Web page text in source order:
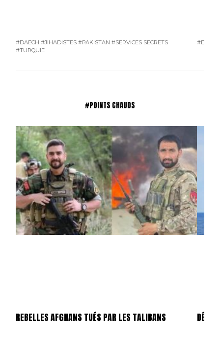
#DAECH #JIHADISTES #PAKISTAN #SERVICES SECRETS
#TURQUIE
#DAECH
#POINTS CHAUDS
REBELLES AFGHANS TUÉS PAR LES TALIBANS